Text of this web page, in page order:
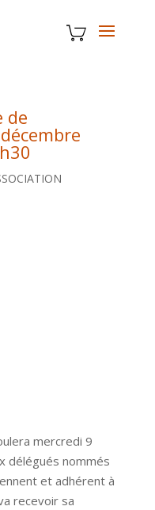
de
mercredi 9
délégués nommés
et adhérent à
recevoir sa